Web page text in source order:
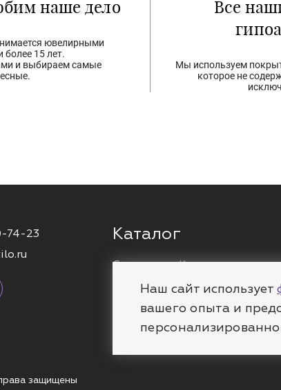
наше дело
ювелирными
15 лет.
и выбираем самые
Все
Мы используем
которое не
74-23
Каталог
Серьги
Каффы
Браслеты
Колье
Кольца
Цепи
Пирсинг
Шармы
защищены
Наш сайт использует
вашего опыта и